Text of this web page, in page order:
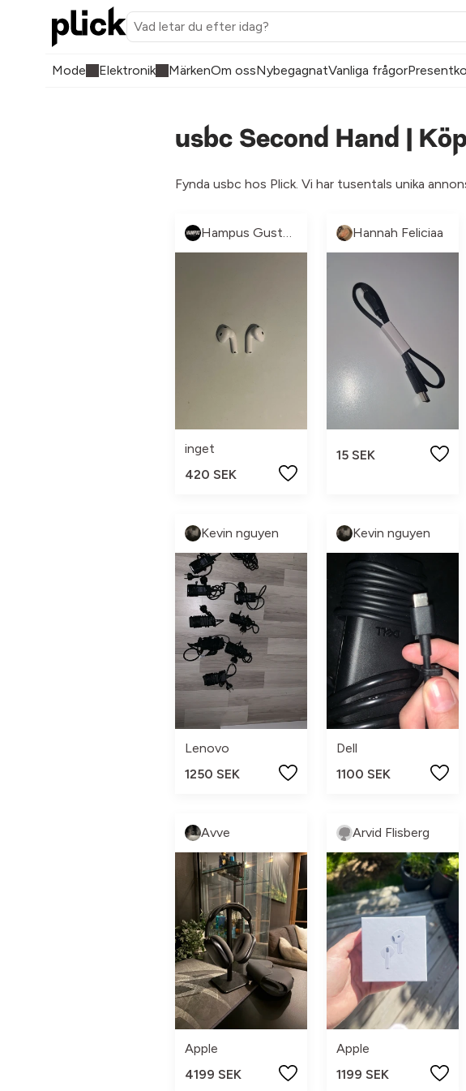
Mode Elektronik MärkenOm ossNybegagnatVanliga frågor
usbc Second Hand |
Fynda usbc hos Plick. Vi har tusentals unika
Hampus Gustavsson
inget
420 SEK
Hannah Feliciaa
15 SEK
Kevin nguyen
Lenovo
1250 SEK
Kevin nguyen
Dell
1100 SEK
Avve
Apple
4199 SEK
Arvid Flisberg
Apple
1199 SEK